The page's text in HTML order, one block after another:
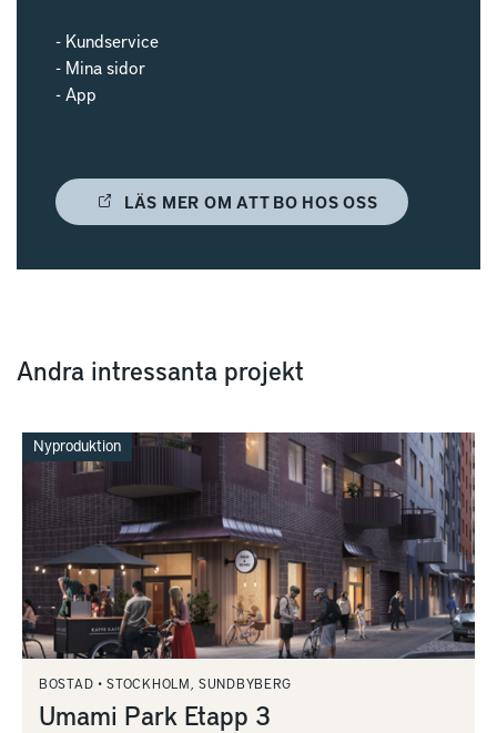
- Kundservice
- Mina sidor
- App
LÄS MER OM ATT BO HOS OSS
Andra intressanta projekt
Nyproduktion
BOSTAD STOCKHOLM, SUNDBYBERG
Umami Park Etapp 3